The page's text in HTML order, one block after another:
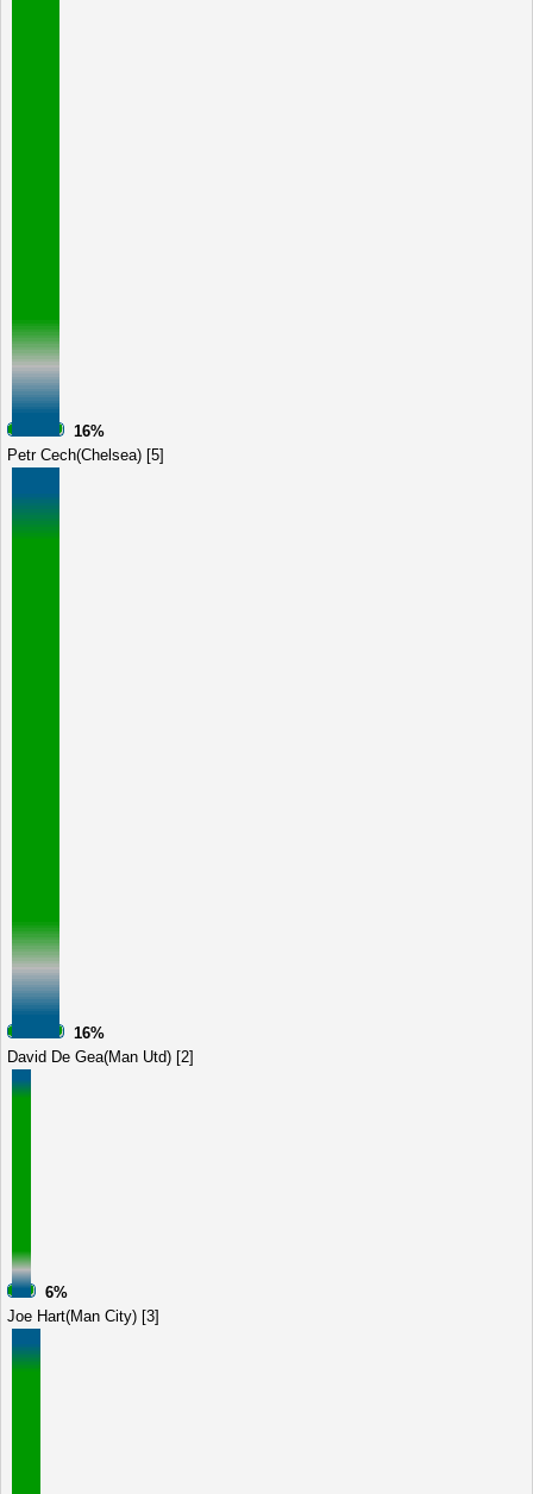
16%
Petr Cech(Chelsea) [5]
16%
David De Gea(Man Utd) [2]
6%
Joe Hart(Man City) [3]